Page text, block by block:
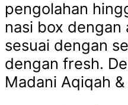
pengolahan
nasi box dengan
sesuai dengan
dengan fresh.
Madani Aqiqah